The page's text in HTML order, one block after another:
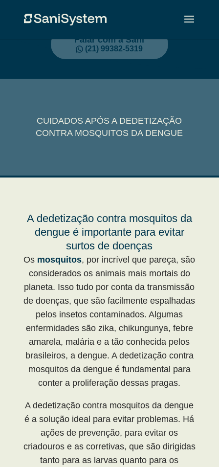
Falar com a Sani
(21) 99382-5319
CUIDADOS APÓS A DEDETIZAÇÃO
CONTRA MOSQUITOS DA DENGUE
A dedetização contra mosquitos da
dengue é importante para evitar
surtos de doenças
Os mosquitos, por incrível que pareça, são
considerados os animais mais mortais do
planeta. Isso tudo por conta da transmissão
de doenças, que são facilmente espalhadas
pelos insetos contaminados. Algumas
enfermidades são zika, chikungunya, febre
amarela, malária e a tão conhecida pelos
brasileiros, a dengue. A dedetização contra
mosquitos da dengue é fundamental para
conter a proliferação dessas pragas.
A dedetização contra mosquitos da dengue
é a solução ideal para evitar problemas. Há
ações de prevenção, para evitar os
criadouros e as corretivas, que são dirigidas
tanto para as larvas quanto para os